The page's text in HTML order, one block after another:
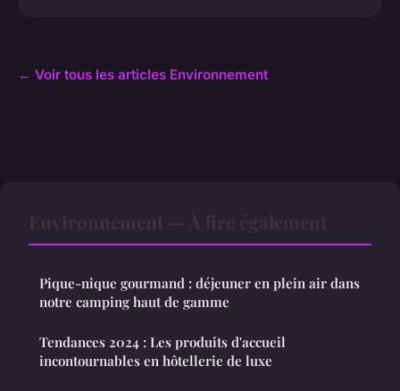
← Voir tous les articles Environnement
Pique-nique gourmand : déjeuner en plein air dans
notre camping haut de gamme
Tendances 2024 : Les produits d'accueil
incontournables en hôtellerie de luxe